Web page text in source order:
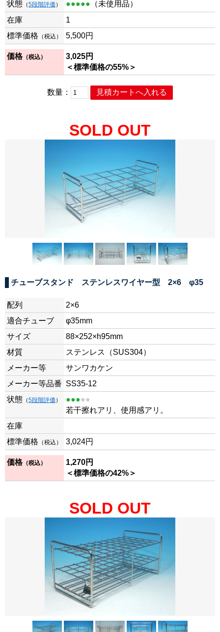
状態 （5段階評価 ） ●●●●● （未使用品）
在庫
1
標準価格 （税込） 5,500円
価格（税込） 3,025円
＜標準価格の55%＞
数量：
SOLD OUT
チューブスタンド ステンレスワイヤー型 2×6 φ35
配列
2×6
適合チューブ
φ35mm
サイズ
88×252×h95mm
材質
ステンレス（SUS304）
メーカー等
サンワカケン
メーカー等品番 SS35-12
状態 （5段階評価 ） ●●●●●
若干擦れアリ、使用感アリ。
在庫
標準価格 （税込） 3,024円
価格（税込） 1,270円
＜標準価格の42%＞
SOLD OUT